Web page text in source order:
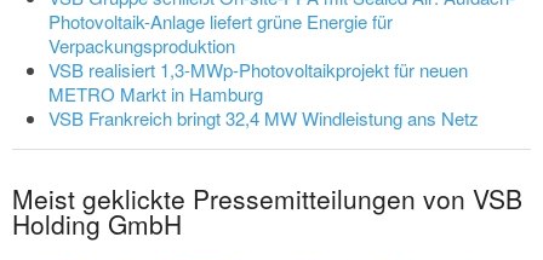
Photovoltaik-Anlage liefert grüne Energie für
Verpackungsproduktion
VSB realisiert 1,3-MWp-Photovoltaikprojekt für neuen
METRO Markt in Hamburg
VSB Frankreich bringt 32,4 MW Windleistung ans Netz
Meist geklickte Pressemitteilungen von VSB
Holding GmbH